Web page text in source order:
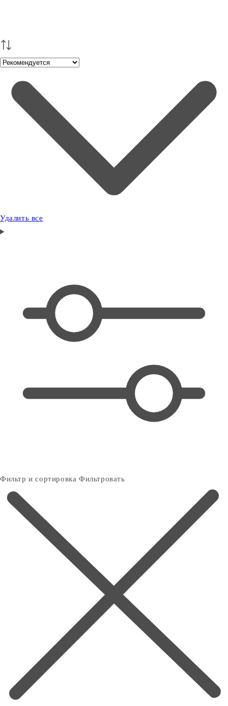
Удалить все
Фильтр и сортировка Фильтровать